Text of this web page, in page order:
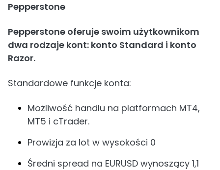
Pepperstone
Pepperstone oferuje swoim użytkownikom
dwa rodzaje kont: konto Standard i konto
Razor.
Standardowe funkcje konta:
Możliwość handlu na platformach MT4,
MT5 i cTrader.
Prowizja za lot w wysokości 0
Średni spread na EURUSD wynoszący 1,1